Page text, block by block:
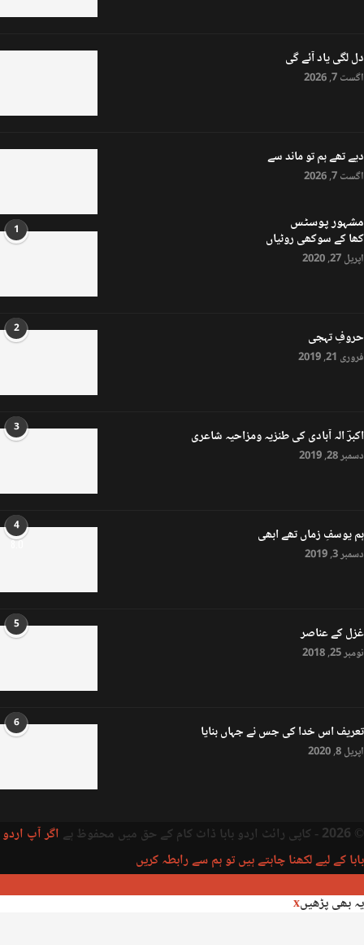
دل لگی یاد آئے گی
اگست 7, 2026
دیے تھے ہم تو ماند سے
اگست 7, 2026
مشہور پوسٹس 1 کھا کے سوکھی روٹیاں
اپریل 27, 2020
2 حروفِ تہجی
فروری 21, 2019
3 اکبرؔ الہ آبادی کی طنزیہ ومزاحیہ شاعری
دسمبر 28, 2019
4
8.0 ہم یوسفِ زماں تھے ابھی
دسمبر 3, 2019
5 غزل کے عناصر
نومبر 25, 2018
6 تعریف اس خدا کی جس نے جہاں بنایا
اپریل 8, 2020
© 2026 - کاپی رائٹ اردو بابا ڈاٹ کام کے حق میں محفوظ ہے
اگر آپ اردو
بابا کے لیے لکھنا چاہتے ہیں تو ہم سے رابطہ کریں
یہ بھی پڑھیںx